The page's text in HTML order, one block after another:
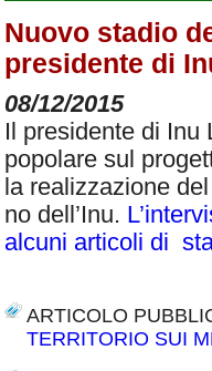
Nuovo stadio
presidente di
08/12/2015
Il presidente di Inu
popolare sul
la realizzazione
no dell’Inu.
alcuni articoli di
ARTICOLO
TERRITORIO SUI